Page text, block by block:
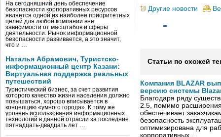
На сегодняшний день обеспечение
безопасности корпоративных ресурсов
является одной из наиболее приоритетных
целей для любой компании вне
зависимости от масштабов и сферы
деятельности. Рынок информационной
безопасности развивается, а это значит,
что и …
Наталья Абрамович, Туристско-
информационный центр Казани:
Виртуальная поддержка реальных
путешествий
Туристический бизнес, за счет развития
которого качество жизни населения должно
повышаться, хорошо вписывается в
концепцию «умного города». К тому же
уровень использования информационных
технологий в данной отрасли за последние
пятнадцать-двадцать лет …
Другие новости
Статьи по схожей
Компания BLAZAR
версию системы
Благодаря ряду
2.5, помимо
обеспечивает
безопасность
оптимизирована для
корпоративных …